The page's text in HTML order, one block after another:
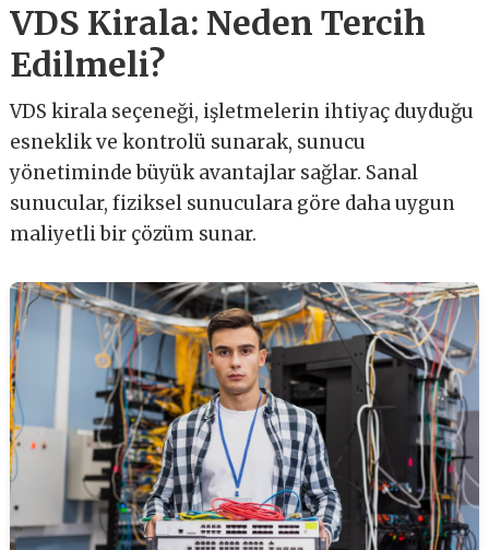
VDS Kirala: Neden Tercih
Edilmeli?
VDS kirala seçeneği, işletmelerin ihtiyaç duyduğu
esneklik ve kontrolü sunarak, sunucu
yönetiminde büyük avantajlar sağlar. Sanal
sunucular, fiziksel sunuculara göre daha uygun
maliyetli bir çözüm sunar.